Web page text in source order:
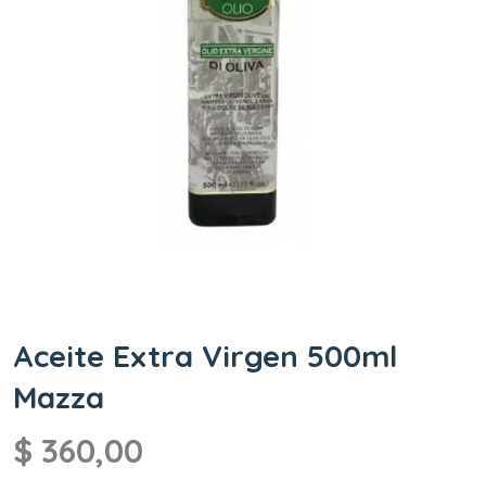
Aceite Extra Virgen 500ml
Mazza
$ 360,00